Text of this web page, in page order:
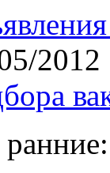
2012
ранние: